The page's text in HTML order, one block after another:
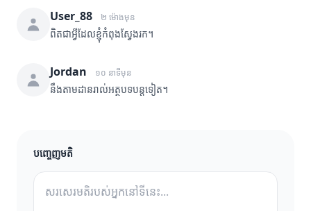
User_88 ២ ម៉ោងមុន
ពិតជាអ្វីដែលខ្ញុំកំពុងស្វែងរក។
Jordan ១០ នាទីមុន
នឹងតាមដានរាល់អត្ថបទបន្តទៀត។
បញ្ចេញមតិ